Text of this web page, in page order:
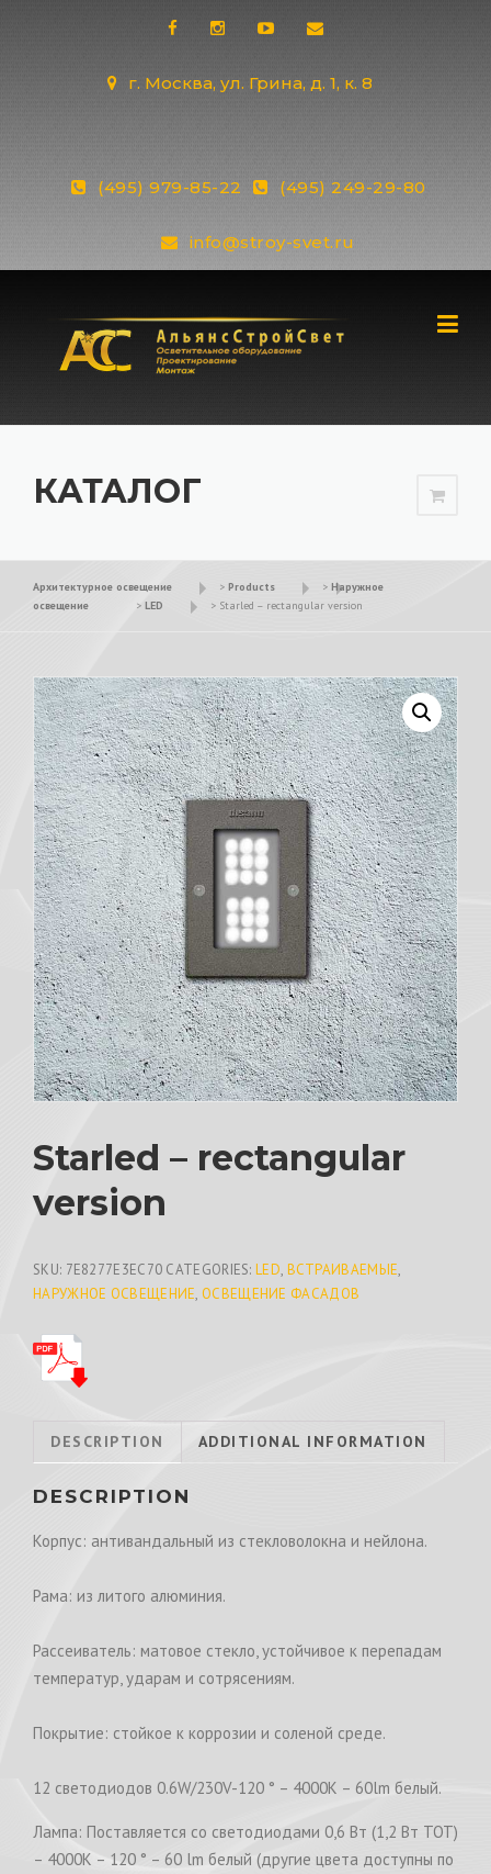
г. Москва, ул. Грина, д. 1, к. 8
(495) 979-85-22 (495) 249-29-80
info@stroy-svet.ru
КАТАЛОГ
Архитектурное освещение > Products > Наружное
освещение
> LED > Starled – rectangular version
Starled – rectangular
version
SKU: 7E8277E3EC70 CATEGORIES:LED, ВСТРАИВАЕМЫЕ,
НАРУЖНОЕ ОСВЕЩЕНИЕ, ОСВЕЩЕНИЕ ФАСАДОВ
DESCRIPTION ADDITIONAL INFORMATION
DESCRIPTION
Корпус: антивандальный из стекловолокна и нейлона.
Рама: из литого алюминия.
Рассеиватель: матовое стекло, устойчивое к перепадам
температур, ударам и сотрясениям.
Покрытие: стойкое к коррозии и соленой среде.
12 светодиодов 0.6W/230V-120 ° – 4000K – 60lm белый.
Лампа: Поставляется со светодиодами 0,6 Вт (1,2 Вт TOT)
– 4000K – 120 ° – 60 lm белый (другие цвета доступны по